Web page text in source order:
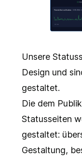
Unsere
Design und
gestaltet.
Die dem
Statusseiten
gestaltet:
Gestaltung,